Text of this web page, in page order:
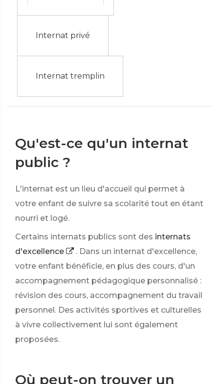
Internat privé
Internat tremplin
Qu'est-ce qu'un internat
public ?
L'internat est un lieu d'accueil qui permet à
votre enfant de suivre sa scolarité tout en étant
nourri et logé.
Certains internats publics sont des internats
d'excellence
. Dans un internat d'excellence,
votre enfant bénéficie, en plus des cours, d'un
accompagnement pédagogique personnalisé :
révision des cours, accompagnement du travail
personnel. Des activités sportives et culturelles
à vivre collectivement lui sont également
proposées.
Où peut-on trouver un